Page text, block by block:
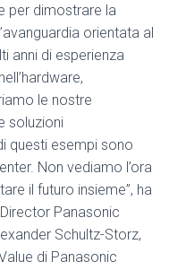
per dimostrare la
orientata al
anni di esperienza
le nostre
soluzioni
questi esempi sono
Non vediamo l’ora
il futuro insieme”, ha
Panasonic
Schultz-Storz,
di Panasonic